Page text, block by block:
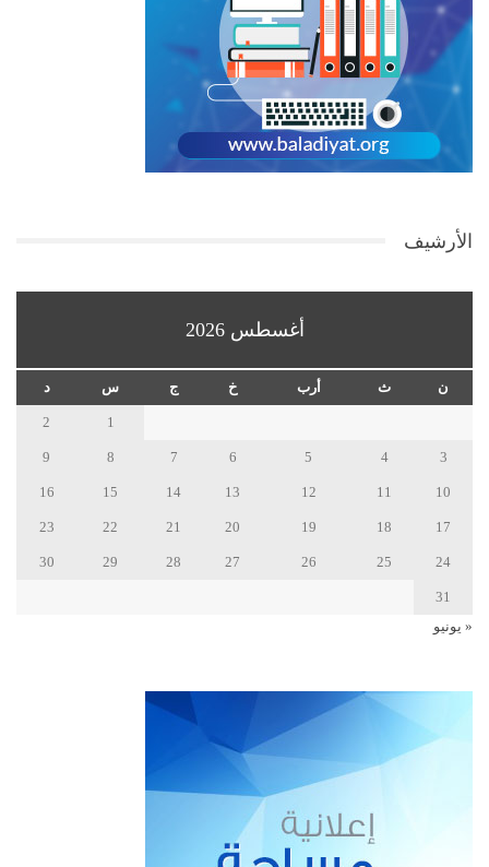
الأرشيف
أغسطس 2026
ن ث أرب خ ج س د
1
2
3
4
5
6
7
8
9
10
11
12
13
14
15
16
17
18
19
20
21
22
23
24
25
26
27
28
29
30
31
« يونيو